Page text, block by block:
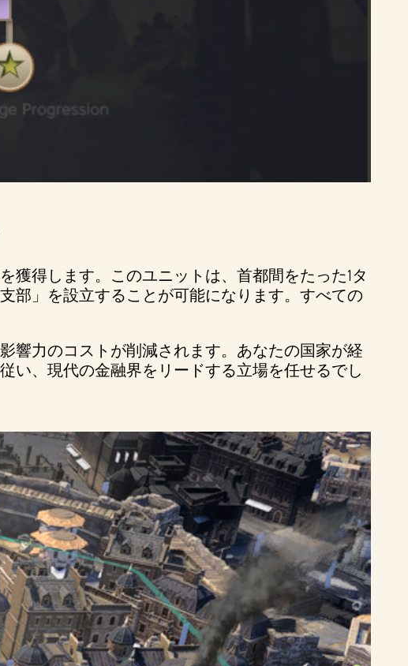
得します。このユニットは、首都間をたった1タ
部」を設立することが可能になります。すべての
響力のコストが削減されます。あなたの国家が経
い、現代の金融界をリードする立場を任せるでし